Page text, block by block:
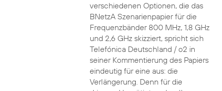
verschiedenen Optionen, die das
BNetzA Szenarienpapier für die
Frequenzbänder 800 MHz, 1,8 GHz
und 2,6 GHz skizziert, spricht sich
Telefónica Deutschland / o2 in
seiner Kommentierung des Papiers
eindeutig für eine aus: die
Verlängerung. Denn für die